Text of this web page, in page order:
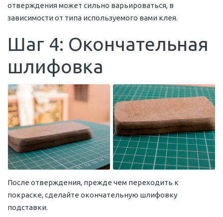
отверждения может сильно варьироваться, в
зависимости от типа используемого вами клея.
Шаг 4: Окончательная
шлифовка
После отверждения, прежде чем переходить к
покраске, сделайте окончательную шлифовку
подставки.